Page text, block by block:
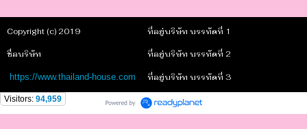
Copyright (c) 2019 ที่อยู่บริษัท บรรทัดที่ 1
ชื่อบริษัท ที่อยู่บริษัท บรรทัดที่ 2
https://www.thailand-house.com ที่อยู่บริษัท บรรทัดที่ 3
Visitors: 94,959